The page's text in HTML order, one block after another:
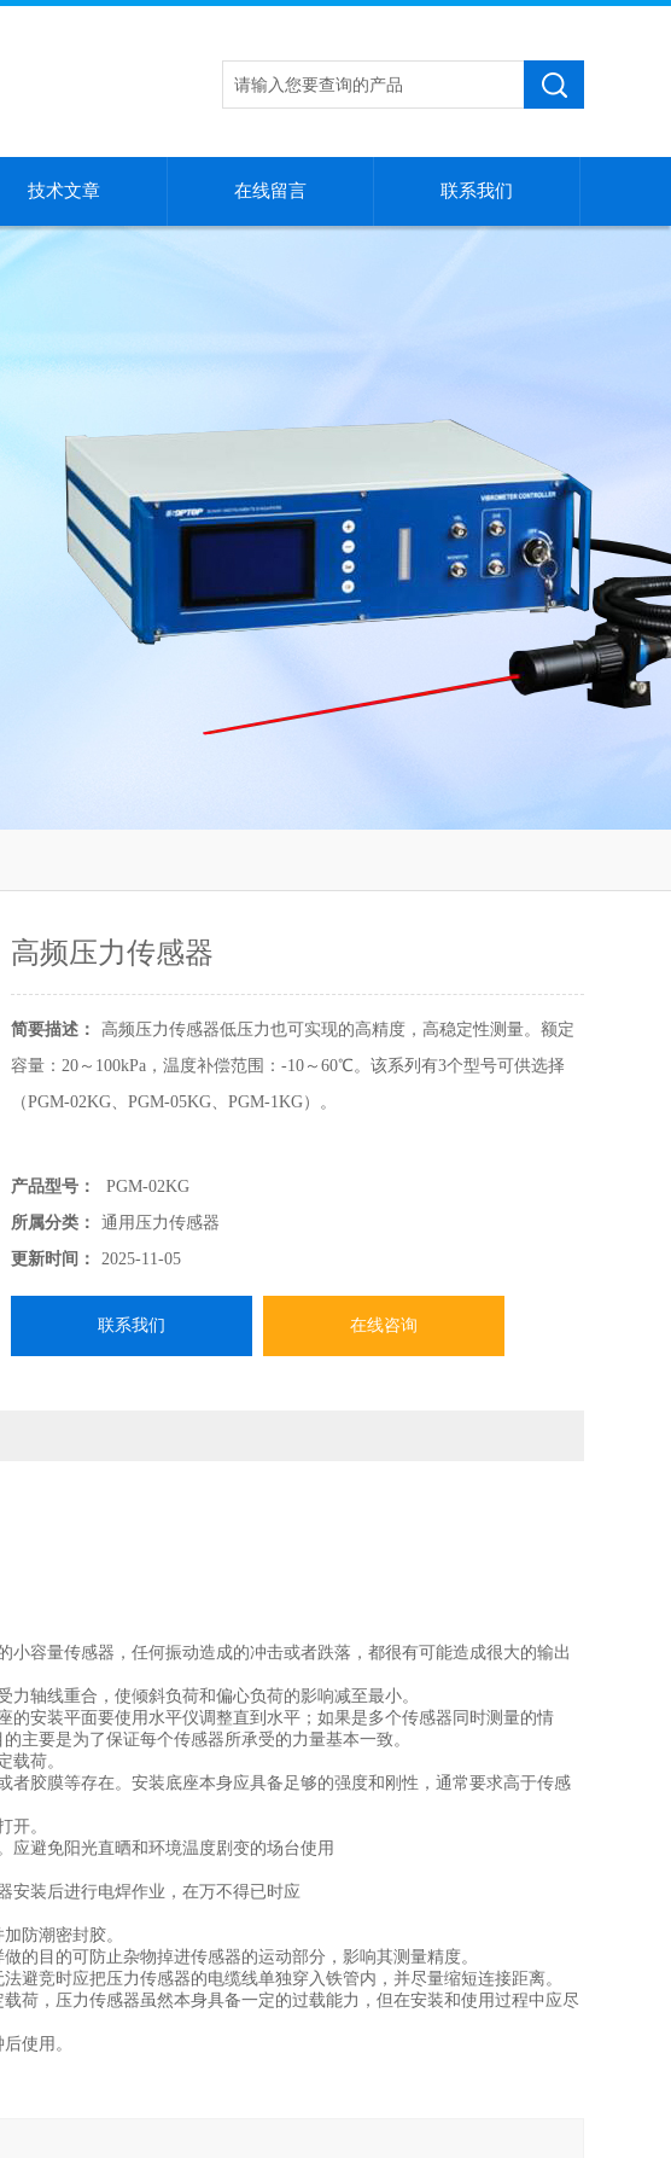
技术文章 在线留言 联系我们
高频压力传感器
简要描述：
高频压力传感器低压力也可实现的高精度，高稳定性测量。额定
容量：20～100kPa，温度补偿范围：-10～60℃。该系列有3个型号可供选择
（PGM-02KG、PGM-05KG、PGM-1KG）。
产品型号：
PGM-02KG
所属分类：
通用压力传感器
更新时间：
2025-11-05
联系我们 在线咨询
容量传感器，任何振动造成的冲击或者跌落，都很有可能造成很大的输出
轴线重合，使倾斜负荷和偏心负荷的影响减至最小。
安装平面要使用水平仪调整直到水平；如果是多个传感器同时测量的情
主要是为了保证每个传感器所承受的力量基本一致。
荷。
胶膜等存在。安装底座本身应具备足够的强度和刚性，通常要求高于传感
。
避免阳光直晒和环境温度剧变的场台使用
装后进行电焊作业，在万不得已时应
防潮密封胶。
目的可防止杂物掉进传感器的运动部分，影响其测量精度。
竞时应把压力传感器的电缆线单独穿入铁管内，并尽量缩短连接距离。
，压力传感器虽然本身具备一定的过载能力，但在安装和使用过程中应尽
使用。